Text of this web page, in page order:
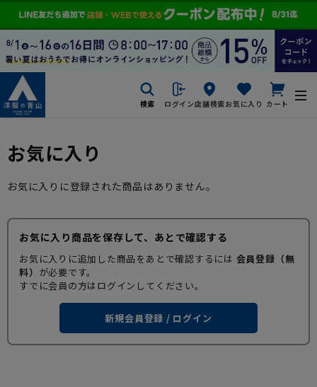
検索 ログイン店舗検索お気に入り カート
お気に入り
お気に入りに登録された商品はありません。
お気に入り商品を保存して、あとで確認する
お気に入りに追加した商品をあとで確認するには 会員登録（無
料） が必要です。
すでに会員の方はログインしてください。
新規会員登録 / ログイン